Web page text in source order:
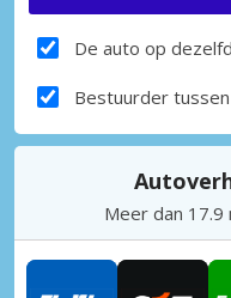
De auto op
Bestuurder
Meer dan